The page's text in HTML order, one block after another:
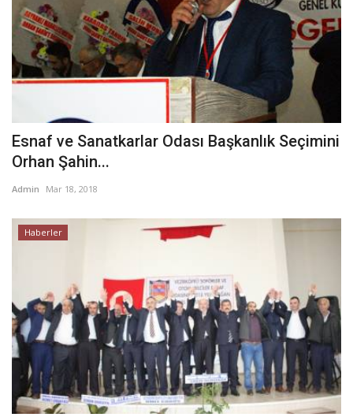
Esnaf ve Sanatkarlar Odası Başkanlık Seçimini
Orhan Şahin...
Admin Mar 18, 2018
Haberler